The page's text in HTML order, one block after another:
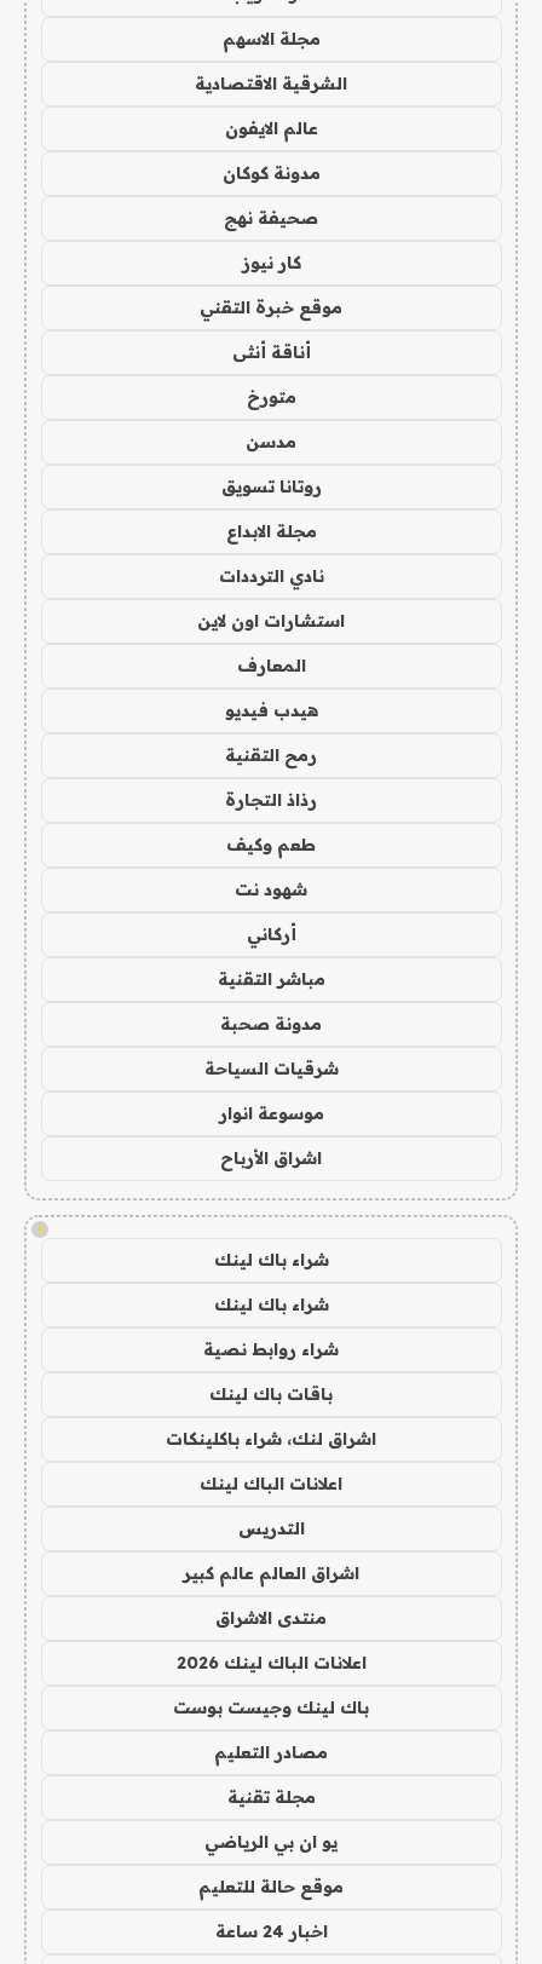
مجلة الاسهم
الشرقية الاقتصادية
عالم الايفون
مدونة كوكان
صحيفة نهج
كار نيوز
موقع خبرة التقني
أناقة أنثى
متورخ
مدسن
روتانا تسويق
مجلة الابداع
نادي الترددات
استشارات اون لاين
المعارف
هيدب فيديو
رمح التقنية
رذاذ التجارة
طعم وكيف
شهود نت
أركاني
مباشر التقنية
مدونة صحبة
شرقيات السياحة
موسوعة انوار
اشراق الأرباح
!
شراء باك لينك
شراء باك لينك
شراء روابط نصية
باقات باك لينك
اشراق لنك، شراء باكلينكات
اعلانات الباك لينك
التدريس
اشراق العالم عالم كبير
منتدى الاشراق
اعلانات الباك لينك 2026
باك لينك وجيست بوست
مصادر التعليم
مجلة تقنية
يو ان بي الرياضي
موقع حالة للتعليم
اخبار 24 ساعة